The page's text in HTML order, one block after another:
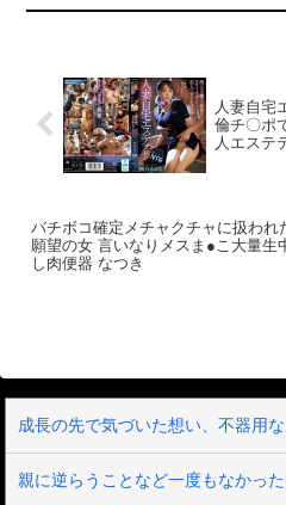
がそこに
人妻自宅
倫チ〇ポ
人エステ
バチボコ確定メチャクチャに扱われ
願望の女 言いなりメスま●こ大量生
し肉便器 なつき
成長の先で気づいた想い、不器用